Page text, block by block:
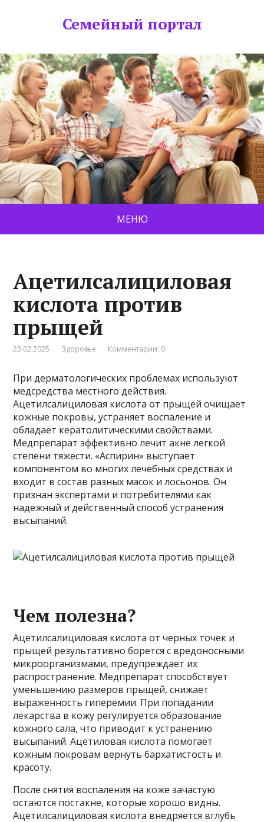
Семейный портал
МЕНЮ
Ацетилсалициловая
кислота против
прыщей
23.02.2025 Здоровье Комментарии: 0
При дерматологических проблемах используют
медсредства местного действия.
Ацетилсалициловая кислота от прыщей очищает
кожные покровы, устраняет воспаление и
обладает кератолитическими свойствами.
Медпрепарат эффективно лечит акне легкой
степени тяжести. «Аспирин» выступает
компонентом во многих лечебных средствах и
входит в состав разных масок и лосьонов. Он
признан экспертами и потребителями как
надежный и действенный способ устранения
высыпаний.
Чем полезна?
Ацетилсалициловая кислота от черных точек и
прыщей результативно борется с вредоносными
микроорганизмами, предупреждает их
распространение. Медпрепарат способствует
уменьшению размеров прыщей, снижает
выраженность гиперемии. При попадании
лекарства в кожу регулируется образование
кожного сала, что приводит к устранению
высыпаний. Ацетиловая кислота помогает
кожным покровам вернуть бархатистость и
красоту.
После снятия воспаления на коже зачастую
остаются постакне, которые хорошо видны.
Ацетилсалициловая кислота внедряется вглубь